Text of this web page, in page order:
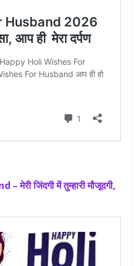
जिंदगी में तुम्हारी मौजूदगी,